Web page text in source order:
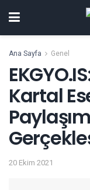
Ana Sayfa Genel
Kartal
20 Ekim 2021